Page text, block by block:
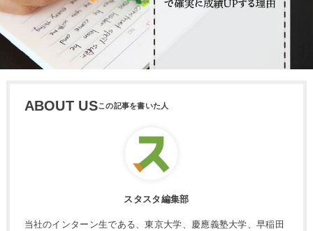
ABOUT US
スタスタ編集部
当社のインターン生である、東京大学、慶應義塾大学、早稲田